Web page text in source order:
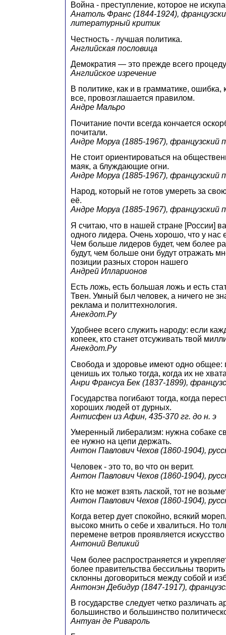
Война - преступление, которое не
Анатоль Франс (1844-1924),
литературный критик
Честность - лучшая политика.
Английская пословица
Демократия — это прежде всего
Английское изречение
В политике, как и в грамматике,
все, провозглашается правилом.
Андре Мальро
Почитание почти всегда кончается
почитали.
Андре Моруа (1885-1967), французский
Не стоит ориентироваться на
маяк, а блуждающие огни.
Андре Моруа (1885-1967), французский
Народ, который не готов умереть за
её.
Андре Моруа (1885-1967), французский
Я считаю, что в нашей стране [России]
одного лидера. Очень хорошо, что у нас
Чем больше лидеров будет, чем более
будут, чем больше они будут отражать
позиции разных сторон нашего
Андрей Илларионов
Есть ложь, есть большая ложь и есть
Твен. Умный был человек, а ничего не
реклама и политтехнология.
Анекдот.Ру
Удобнее всего служить народу: если
копеек, кто станет отсуживать твой
Анекдот.Ру
Свобода и здоровье имеют одно общее:
ценишь их только тогда, когда их не
Анри Франсуа Бек (1837-1899),
Государства погибают тогда, когда
хороших людей от дурных.
Антисфен из Афин, 435-370 гг. до н. э
Умеренный либерализм: нужна собаке
ее нужно на цепи держать.
Антон Павлович Чехов (1860-1904),
Человек - это то, во что он верит.
Антон Павлович Чехов (1860-1904),
Кто не может взять лаской, тот не
Антон Павлович Чехов (1860-1904),
Когда ветер дует спокойно, всякий
высоко мнить о себе и хвалиться. Но
перемене ветров проявляется
Антоний Великий
Чем более распространяется и
более правительства бессильны
склонны договориться между собой и
Антонэн Дебидур (1847-1917),
В государстве следует четко различать
большинство и большинство
Антуан де Ривароль